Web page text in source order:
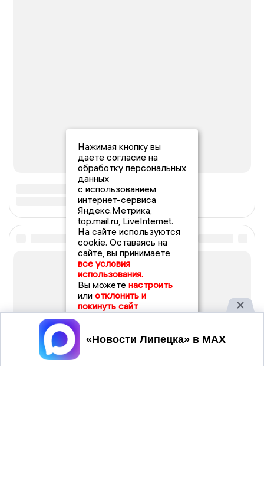
Нажимая кнопку вы
даете согласие на
обработку персональных
данных
с использованием
интернет-сервиса
Яндекс.Метрика,
top.mail.ru, LiveInternet.
На сайте используются
cookie. Оставаясь на
сайте, вы принимаете
все условия
использования.
Вы можете настроить
или отклонить и
покинуть сайт
Принять